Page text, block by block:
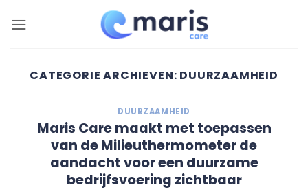
naar
CATEGORIE ARCHIEVEN: DUURZAAMHEID
DUURZAAMHEID
Maris Care maakt met toepassen
van de Milieuthermometer de
aandacht voor een duurzame
bedrijfsvoering zichtbaar